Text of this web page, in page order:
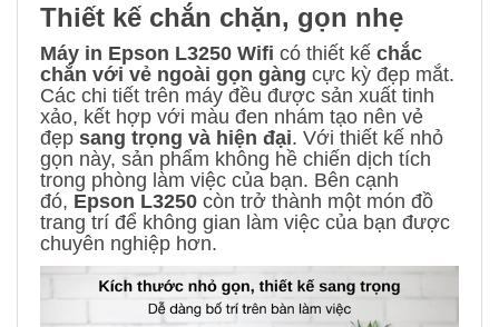
Thiết kế chắn chặn, gọn nhẹ
Máy in Epson L3250 Wifi có thiết kế chắc
chắn với vẻ ngoài gọn gàng cực kỳ đẹp mắt.
Các chi tiết trên máy đều được sản xuất tinh
xảo, kết hợp với màu đen nhám tạo nên vẻ
đẹp sang trọng và hiện đại. Với thiết kế nhỏ
gọn này, sản phẩm không hề chiến dịch tích
trong phòng làm việc của bạn. Bên cạnh
đó, Epson L3250 còn trở thành một món đồ
trang trí để không gian làm việc của bạn được
chuyên nghiệp hơn.